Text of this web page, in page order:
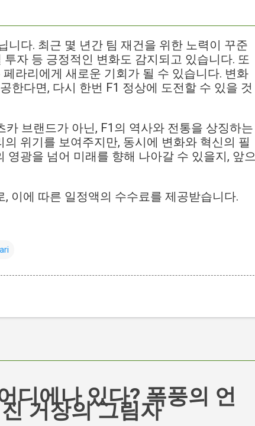
니다. 최근 몇 년간 팀 재건을 위한 노력이 꾸준
자 등 긍정적인 변화도 감지되고 있습니다. 또
라리에게 새로운 기회가 될 수 있습니다. 변화
한다면, 다시 한번 F1 정상에 도전할 수 있을 것
브랜드가 아닌, F1의 역사와 전통을 상징하는
위기를 보여주지만, 동시에 변화와 혁신의 필
영광을 넘어 미래를 향해 나아갈 수 있을지, 앞으
이에 따른 일정액의 수수료를 제공받습니다.
디에나 있다? 폭풍의 언
거장의 그림자